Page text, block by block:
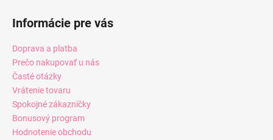
Informácie pre vás
Doprava a platba
Prečo nakupovať u nás
Časté otázky
Vrátenie tovaru
Spokojné zákazníčky
Bonusový program
Hodnotenie obchodu